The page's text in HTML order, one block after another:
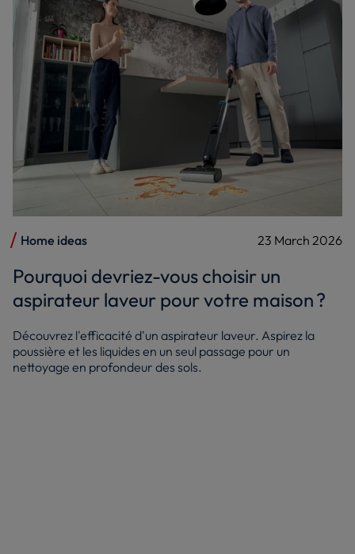
Home ideas 23 March 2026
Pourquoi devriez-vous choisir un
aspirateur laveur pour votre maison ?
Découvrez l'efficacité d'un aspirateur laveur. Aspirez la
poussière et les liquides en un seul passage pour un
nettoyage en profondeur des sols.